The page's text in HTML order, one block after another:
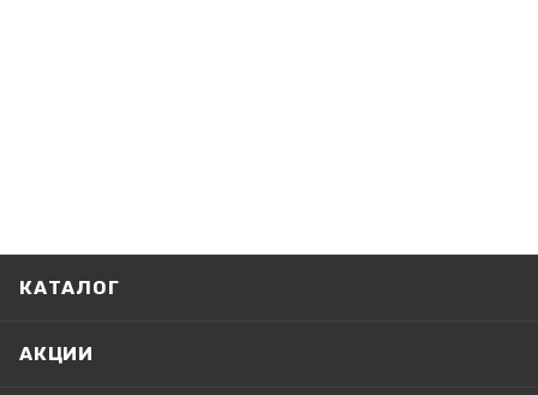
КАТАЛОГ
АКЦИИ